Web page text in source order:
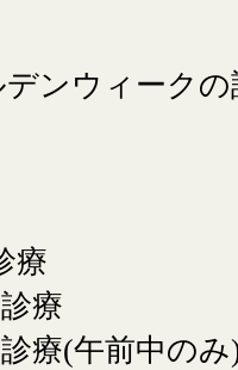
ンウィークの
療
療
療(午前中のみ